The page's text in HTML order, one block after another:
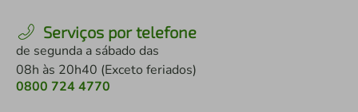
Serviços por telefone
de segunda a sábado das
08h às 20h40 (Exceto feriados)
0800 724 4770